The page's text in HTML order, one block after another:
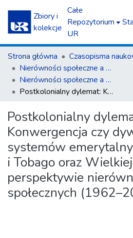
Zbiory i
kolekcje
Całe
Repozytorium
UR
Strona główna
Nierówności społeczne a wzrost gospodarczy
Nierówności społeczne a wzrost gospodarczy z. 84(4)/2025
Postkolonialny dylemat: Konwergencja czy dywergencja systemów emerytalnych Trynidadu i Tobago oraz Wielkiej Brytanii w perspektywie nierówności społecznych (1962–2025)
Postkolonialny
Konwergencja czy
systemów
i Tobago oraz
perspektywie
społecznych